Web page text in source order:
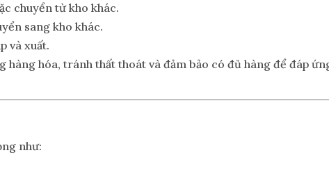
chuyển từ kho khác.
sang kho khác.
và xuất.
hóa, tránh thất thoát và đảm bảo có đủ hàng để đáp
như: